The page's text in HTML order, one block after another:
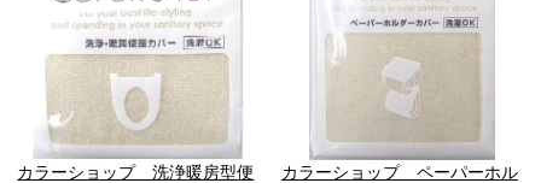
カラーショップ 洗浄暖房型便
カラーショップ ペーパーホル